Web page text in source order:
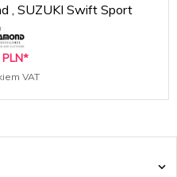
, SUZUKI Swift Sport
PLN*
VAT